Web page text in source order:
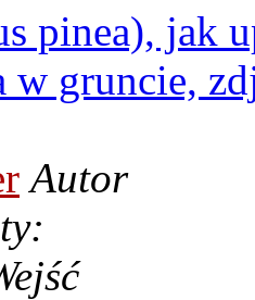
pinea), jak
w gruncie,
Autor